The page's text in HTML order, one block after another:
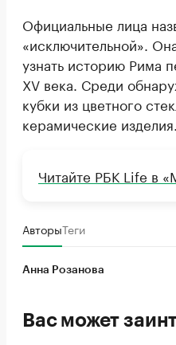
Официальные лица
«исключительной».
узнать историю Рима
XV века. Среди
кубки из цветного
керамические изделия.
Читайте РБК Life в
АвторыТеги
Анна Розанова
Вас может